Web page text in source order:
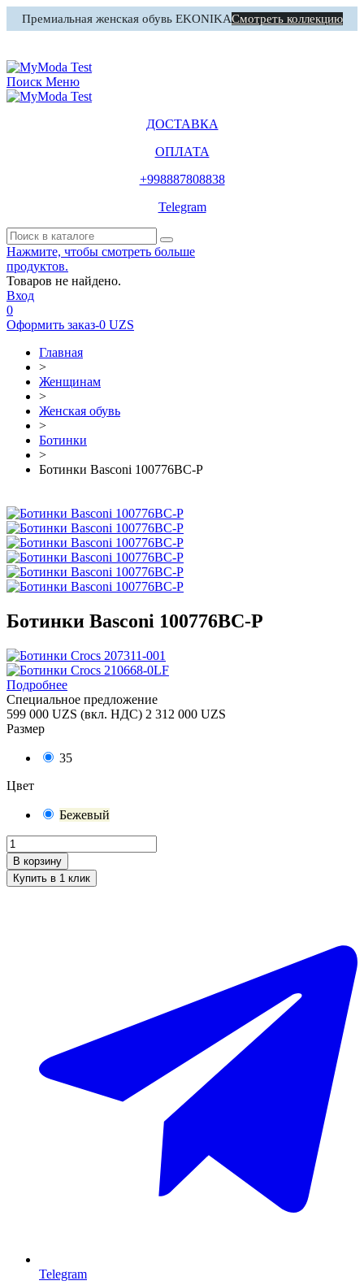
Премиальная женская обувь EKONIKAСмотреть коллекцию
Поиск Меню
ДОСТАВКА
ОПЛАТА
+998887808838
Telegram
Нажмите, чтобы смотреть больше
продуктов.
Товаров не найдено.
Вход
0
Оформить заказ-0 UZS
Главная
>
Женщинам
>
Женская обувь
>
Ботинки
>
Ботинки Basconi 100776BC-P
Ботинки Basconi 100776BC-P
Подробнее
Специальное предложение
599 000 UZS (вкл. НДС) 2 312 000 UZS
Размер
35
Цвет
Бежевый
В корзину
Купить в 1 клик
Telegram